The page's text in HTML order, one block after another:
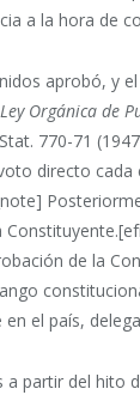
a la hora de
aprobó, y
Ley Orgánica de
770-71
directo
de la
el país,
a partir del hito